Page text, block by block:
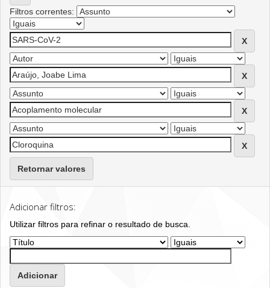
Filtros correntes:
Retornar valores
Adicionar filtros:
Utilizar filtros para refinar o resultado de busca.